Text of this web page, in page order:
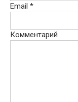
Email *
Комментарий